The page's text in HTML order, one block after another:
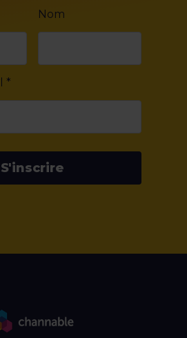
Nom
*
S'inscrire